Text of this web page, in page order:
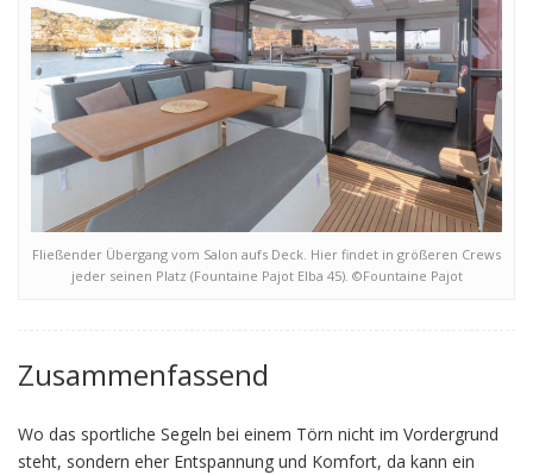
Fließender Übergang vom Salon aufs Deck. Hier findet in größeren Crews
jeder seinen Platz (Fountaine Pajot Elba 45). ©Fountaine Pajot
Zusammenfassend
Wo das sportliche Segeln bei einem Törn nicht im Vordergrund
steht, sondern eher Entspannung und Komfort, da kann ein